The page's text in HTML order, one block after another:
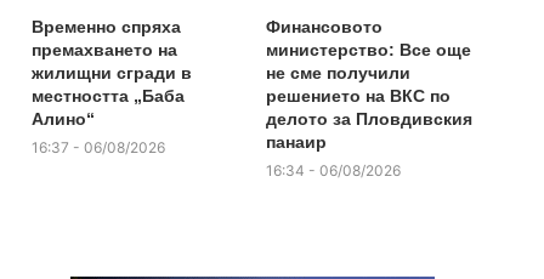
Временно спряха
премахването на
жилищни сгради в
местността „Баба
Алино“
16:37 - 06/08/2026
Финансовото
министерство: Все още
не сме получили
решението на ВКС по
делото за Пловдивския
панаир
16:34 - 06/08/2026